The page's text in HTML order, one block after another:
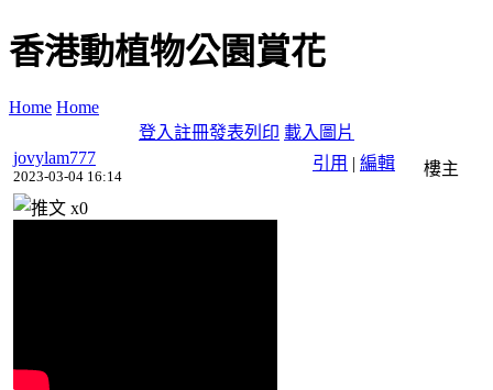
香港動植物公園賞花
Home Home
登入註冊發表列印 載入圖片
引用 | 編輯
jovylam777
2023-03-04 16:14 樓主
x0